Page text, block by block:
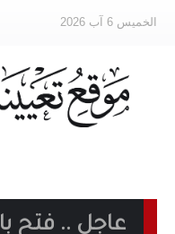
الخميس 6 آب 2026
عاجل .. فتح